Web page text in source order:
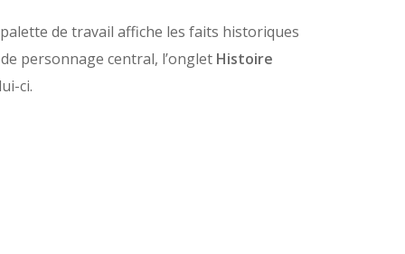
de travail affiche les faits historiques
personnage central, l’onglet Histoire
ci.